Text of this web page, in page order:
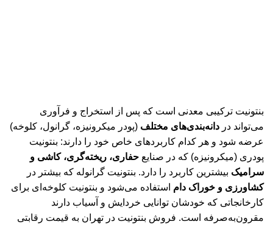
بنتونیت ترکیبی معدنی است که پس از استخراج و فرآوری
می‌تواند در دانه‌بندی‌های مختلف (پودر میکرونیزه، گرانول، کلوخه)
عرضه شود و هر کدام کاربردهای خاص خود را دارند: بنتونیت
پودری (میکرونیزه) که در صنایع حفاری، ریخته‌گری، کاشی و
سرامیک بیشترین کاربرد را دارد. بنتونیت گرانوله که بیشتر در
کشاورزی و خوراک دام استفاده می‌شود و بنتونیت کلوخه‌ای برای
کارخانجاتی که خودشان توانایی خردایش و آسیاب دارند
مقرون‌به‌صرفه است. فروش بنتونیت در تهران به قیمت رقابتی